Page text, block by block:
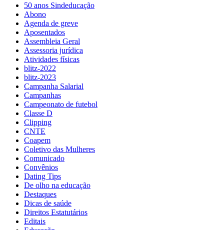
50 anos Sindeducação
Abono
Agenda de greve
Aposentados
Assembleia Geral
Assessoria jurídica
Atividades físicas
blitz-2022
blitz-2023
Campanha Salarial
Campanhas
Campeonato de futebol
Classe D
Clipping
CNTE
Coapem
Coletivo das Mulheres
Comunicado
Convênios
Dating Tips
De olho na educação
Destaques
Dicas de saúde
Direitos Estatutários
Editais